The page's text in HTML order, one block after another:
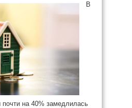
В
почти на 40% замедлилась